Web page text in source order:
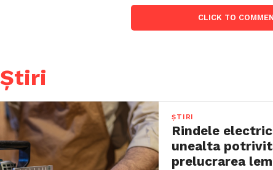
CLICK TO
ȘTIRI
Rindele
unealta
prelucrarea